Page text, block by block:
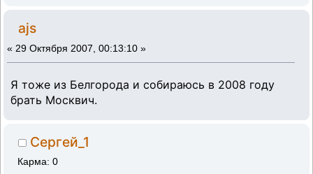
ajs
« 29 Октября 2007, 00:13:10 »
Я тоже из Белгорода и собираюсь в 2008 году
брать Москвич.
Сергей_1
Карма: 0